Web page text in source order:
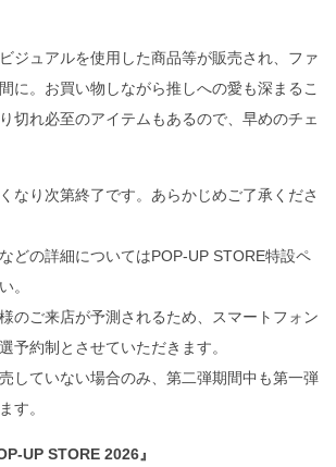
ジュアルを使用した商品等が販売され、ファ
に。お買い物しながら推しへの愛も深まるこ
切れ必至のアイテムもあるので、早めのチェ
なり次第終了です。あらかじめご了承くださ
どの詳細についてはPOP-UP STORE特設ペ
。
のご来店が予測されるため、スマートフォン
予約制とさせていただきます。
していない場合のみ、第二弾期間中も第一弾
す。
UP STORE 2026』